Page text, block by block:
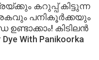
കറുപ്പ് കിട്ടുന്ന
പനികൂർക്കയും
കിടിലൻ
With Panikoorka